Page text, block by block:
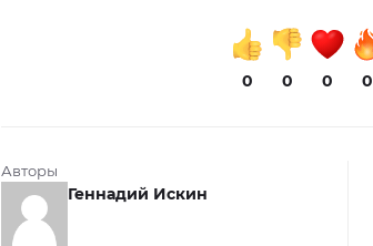
0 0 0 0
Авторы
Геннадий Искин